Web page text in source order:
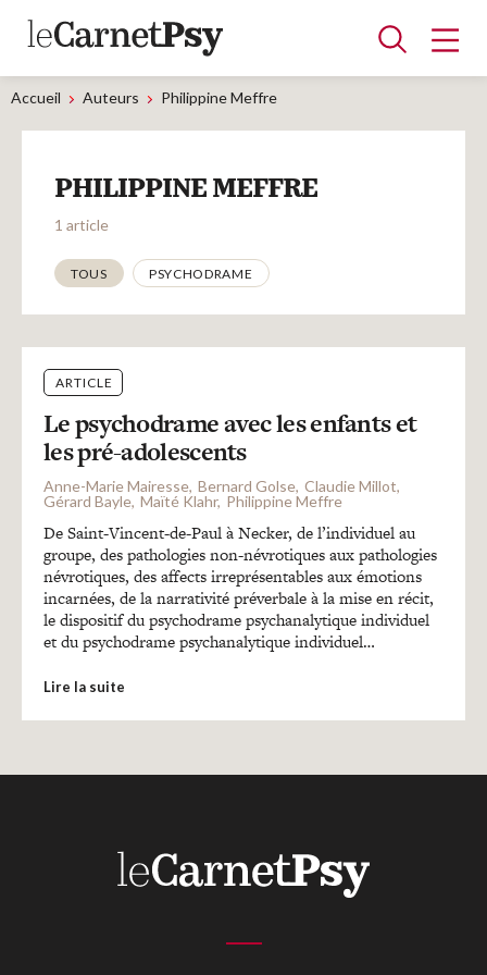
Articles
A la une
Adolescence
Dispositif
Enfance
Périnatalité
Psychanalyse
Psychopathologie
Soin
Dossiers
Blocs-notes
Recherches
Entretiens
Revues
Colloque
Mon compte
Accueil Auteurs Philippine Meffre
PHILIPPINE MEFFRE
1 article
Thématiques
TOUS PSYCHODRAME
ARTICLE
Le psychodrame avec les enfants et
les pré-adolescents
Anne-Marie Mairesse Bernard Golse Claudie Millot
Gérard Bayle Maïté Klahr Philippine Meffre
De Saint-Vincent-de-Paul à Necker, de l’individuel au
groupe, des pathologies non-névrotiques aux pathologies
névrotiques, des affects irreprésentables aux émotions
incarnées, de la narrativité préverbale à la mise en récit,
le dispositif du psychodrame psychanalytique individuel
et du psychodrame psychanalytique individuel…
Lire la suite